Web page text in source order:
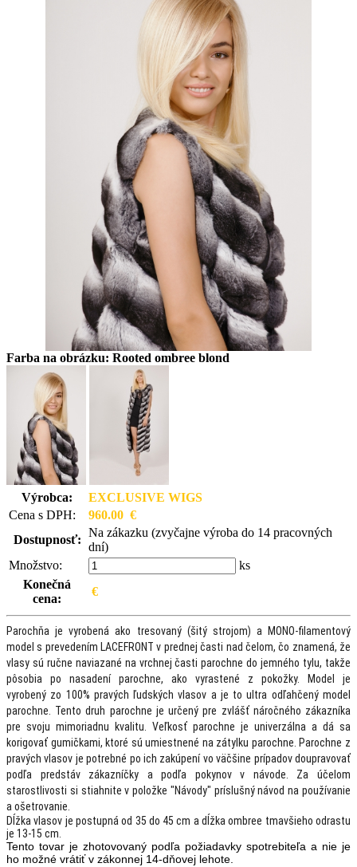
Farba na obrázku: Rooted ombree blond
Výrobca:
EXCLUSIVE WIGS
Cena s DPH:
960.00 €
Dostupnosť:
Na zákazku (zvyčajne výroba do 14 pracovných
dní)
Množstvo:
ks
Konečná
cena:
€
Parochňa je vyrobená ako tresovaný (šitý strojom) a MONO-filamentový
model s prevedením LACEFRONT v prednej časti nad čelom, čo znamená, že
vlasy sú ručne naviazané na vrchnej časti parochne do jemného tylu, takže
pôsobia po nasadení parochne, ako vyrastené z pokožky.
Model je
vyrobený zo 100% pravých ľudských vlasov a je to ultra odľahčený model
parochne. Tento druh parochne je určený pre zvlášť náročného zákazníka
pre svoju mimoriadnu kvalitu. Veľkosť parochne je univerzálna a dá sa
korigovať gumičkami, ktoré sú umiestnené na zátylku parochne. Parochne z
pravých vlasov je potrebné po ich zakúpení vo väčšine prípadov doupravovať
podľa predstáv zákazníčky a podľa pokynov v návode. Za účelom
starostlivosti si stiahnite v položke "Návody" príslušný návod na používanie
a ošetrovanie.
Dĺžka vlasov je postupná od 35 do 45 cm a dĺžka ombree tmavšieho odrastu
je 13-15 cm.
Tento tovar je zhotovovaný podľa požiadavky spotrebiteľa a nie je
ho možné vrátiť v zákonnej 14-dňovej lehote.